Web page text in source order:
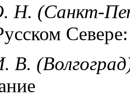
Н. (Санкт-
В.